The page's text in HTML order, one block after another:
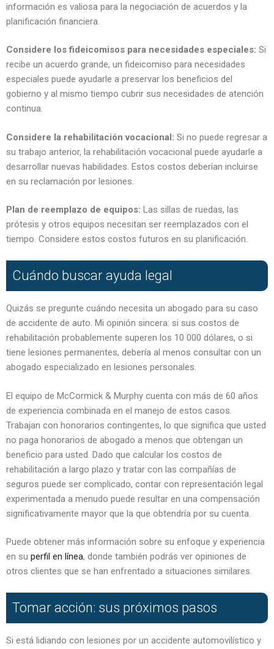
información es valiosa para la negociación de acuerdos y la
planificación financiera.
Considere los fideicomisos para necesidades especiales: Si
recibe un acuerdo grande, un fideicomiso para necesidades
especiales puede ayudarle a preservar los beneficios del
gobierno y al mismo tiempo cubrir sus necesidades de atención
continua.
Considere la rehabilitación vocacional: Si no puede regresar a
su trabajo anterior, la rehabilitación vocacional puede ayudarle a
desarrollar nuevas habilidades. Estos costos deberían incluirse
en su reclamación por lesiones.
Plan de reemplazo de equipos: Las sillas de ruedas, las
prótesis y otros equipos necesitan ser reemplazados con el
tiempo. Considere estos costos futuros en su planificación.
Cuándo buscar ayuda legal
Quizás se pregunte cuándo necesita un abogado para su caso
de accidente de auto. Mi opinión sincera: si sus costos de
rehabilitación probablemente superen los 10 000 dólares, o si
tiene lesiones permanentes, debería al menos consultar con un
abogado especializado en lesiones personales.
El equipo de McCormick & Murphy cuenta con más de 60 años
de experiencia combinada en el manejo de estos casos.
Trabajan con honorarios contingentes, lo que significa que usted
no paga honorarios de abogado a menos que obtengan un
beneficio para usted. Dado que calcular los costos de
rehabilitación a largo plazo y tratar con las compañías de
seguros puede ser complicado, contar con representación legal
experimentada a menudo puede resultar en una compensación
significativamente mayor que la que obtendría por su cuenta.
Puede obtener más información sobre su enfoque y experiencia
en su perfil en línea, donde también podrás ver opiniones de
otros clientes que se han enfrentado a situaciones similares.
Tomar acción: sus próximos pasos
Si está lidiando con lesiones por un accidente automovilístico y